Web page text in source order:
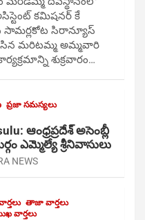
కమిషనర్ కే
సామర్లకోట సిరాన్యూస్
మరిటమ్మ అమ్మవారి
శుక్రవారం…
ప్రజా సమస్యలు
ఆంధ్రప్రదేశ్ అసెంబ్లీ
ఎమ్మెల్యే శ్రీనివాసులు
NEWS
తాజా వార్తలు
వార్తలు